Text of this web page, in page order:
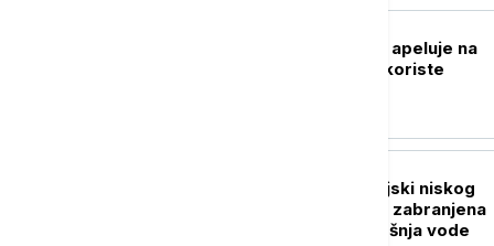
Opština Prijepolje apeluje na
građane da vodu koriste
Dačić: Zbog istorijski niskog
vodostaja Dunava zabranjena
nepotrebna potrošnja vode